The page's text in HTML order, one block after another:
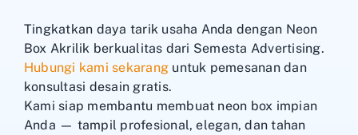
Tingkatkan daya tarik usaha Anda dengan Neon
Box Akrilik berkualitas dari Semesta Advertising.
Hubungi kami sekarang untuk pemesanan dan
konsultasi desain gratis.
Kami siap membantu membuat neon box impian
Anda — tampil profesional, elegan, dan tahan